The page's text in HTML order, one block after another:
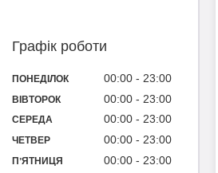
Графік роботи
ПОНЕДІЛОК 00:00 23:00
ВІВТОРОК 00:00 23:00
СЕРЕДА 00:00 23:00
ЧЕТВЕР 00:00 23:00
ПʼЯТНИЦЯ 00:00 23:00